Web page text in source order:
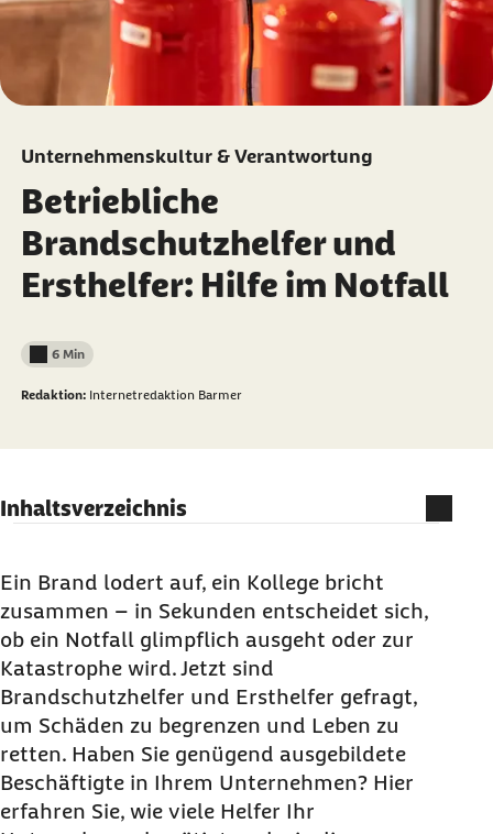
Unternehmenskultur & Verantwortung
Betriebliche
Brandschutzhelfer und
Ersthelfer: Hilfe im Notfall
Lesedauer weniger als
6 Min
Redaktion: Internetredaktion Barmer
Inhaltsverzeichnis
für Unternehmen wichtig?
Wie viele Brandschutzhelfer und Ersthelfer sind
in einem Betrieb vorgeschrieben?
Welche Aufgaben übernehmen
Brandschutzhelfer und Ersthelfer im Notfall?
Wie läuft die Ausbildung zum Brandschutzhelfer
und Ersthelfer ab?
Wer trägt die Kosten für die Ausbildung?
Ein Brand lodert auf, ein Kollege bricht
zusammen – in Sekunden entscheidet sich,
ob ein Notfall glimpflich ausgeht oder zur
Katastrophe wird. Jetzt sind
Brandschutzhelfer und Ersthelfer gefragt,
um Schäden zu begrenzen und Leben zu
retten. Haben Sie genügend ausgebildete
Beschäftigte in Ihrem Unternehmen? Hier
erfahren Sie, wie viele Helfer Ihr